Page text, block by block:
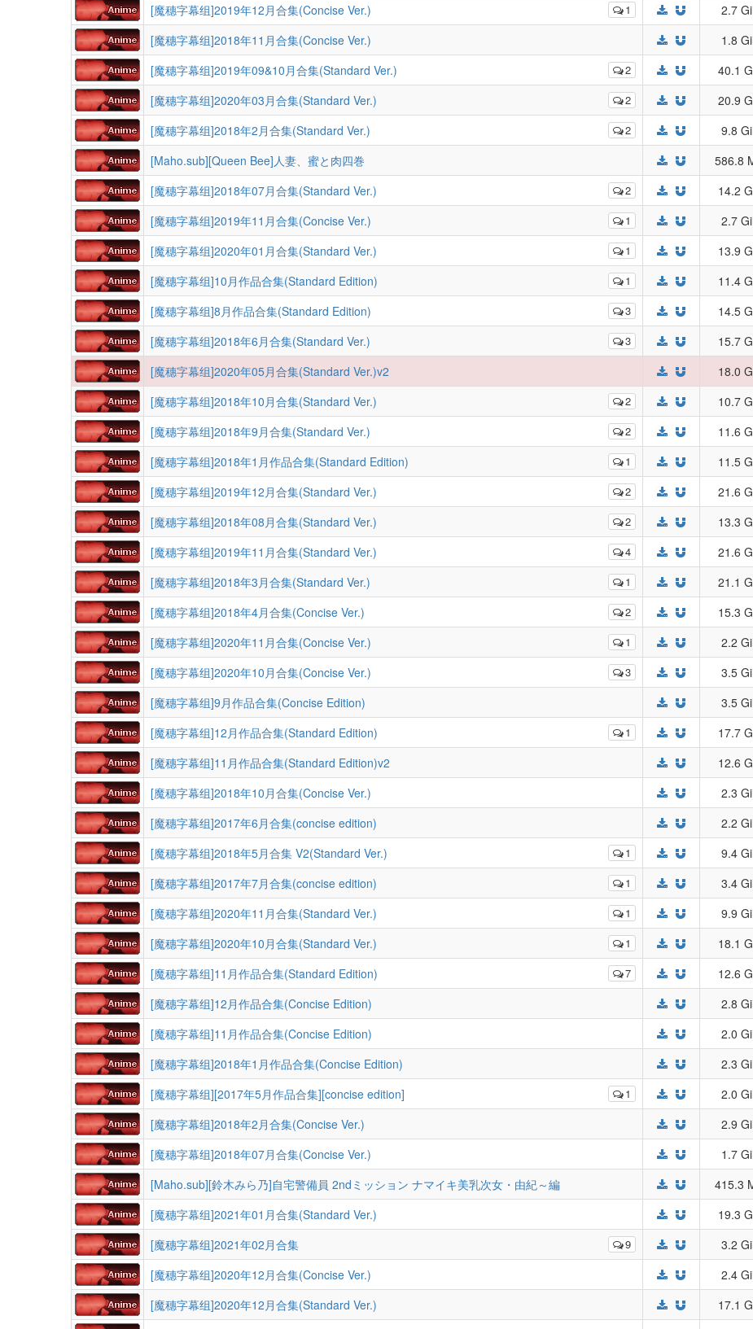
1
[魔穗字幕组]2019年12月合集(Concise Ver.) 2.7
[魔穗字幕组]2018年11月合集(Concise Ver.)
1.8
2
[魔穗字幕组]2019年09&10月合集(Standard Ver.) 40.1
2
[魔穗字幕组]2020年03月合集(Standard Ver.) 20.9
2
[魔穗字幕组]2018年2月合集(Standard Ver.) 9.8
[Maho.sub][Queen Bee]人妻、蜜と肉四巻
586.8
2
[魔穗字幕组]2018年07月合集(Standard Ver.) 14.2
1
[魔穗字幕组]2019年11月合集(Concise Ver.) 2.7
1
[魔穗字幕组]2020年01月合集(Standard Ver.) 13.9
1
[魔穗字幕组]10月作品合集(Standard Edition) 11.4
3
[魔穗字幕组]8月作品合集(Standard Edition) 14.5
3
[魔穗字幕组]2018年6月合集(Standard Ver.) 15.7
[魔穗字幕组]2020年05月合集(Standard Ver.)v2
18.0
2
[魔穗字幕组]2018年10月合集(Standard Ver.) 10.7
2
[魔穗字幕组]2018年9月合集(Standard Ver.) 11.6
1
[魔穗字幕组]2018年1月作品合集(Standard Edition) 11.5
2
[魔穗字幕组]2019年12月合集(Standard Ver.) 21.6
2
[魔穗字幕组]2018年08月合集(Standard Ver.) 13.3
4
[魔穗字幕组]2019年11月合集(Standard Ver.) 21.6
1
[魔穗字幕组]2018年3月合集(Standard Ver.) 21.1
2
[魔穗字幕组]2018年4月合集(Concise Ver.) 15.3
1
[魔穗字幕组]2020年11月合集(Concise Ver.) 2.2
3
[魔穗字幕组]2020年10月合集(Concise Ver.) 3.5
[魔穗字幕组]9月作品合集(Concise Edition)
3.5
1
[魔穗字幕组]12月作品合集(Standard Edition) 17.7
[魔穗字幕组]11月作品合集(Standard Edition)v2
12.6
[魔穗字幕组]2018年10月合集(Concise Ver.)
2.3
[魔穗字幕组]2017年6月合集(concise edition)
2.2
1
[魔穗字幕组]2018年5月合集 V2(Standard Ver.) 9.4
1
[魔穗字幕组]2017年7月合集(concise edition) 3.4
1
[魔穗字幕组]2020年11月合集(Standard Ver.) 9.9
1
[魔穗字幕组]2020年10月合集(Standard Ver.) 18.1
7
[魔穗字幕组]11月作品合集(Standard Edition) 12.6
[魔穗字幕组]12月作品合集(Concise Edition)
2.8
[魔穗字幕组]11月作品合集(Concise Edition)
2.0
[魔穗字幕组]2018年1月作品合集(Concise Edition)
2.3
1
[魔穗字幕组][2017年5月作品合集][concise edition] 2.0
[魔穗字幕组]2018年2月合集(Concise Ver.)
2.9
[魔穗字幕组]2018年07月合集(Concise Ver.)
1.7
[Maho.sub][鈴木みら乃]自宅警備員 2ndミッション ナマイキ美乳次女・由紀～編
415.3
[魔穗字幕组]2021年01月合集(Standard Ver.)
19.3
9
[魔穗字幕组]2021年02月合集 3.2
[魔穗字幕组]2020年12月合集(Concise Ver.)
2.4
[魔穗字幕组]2020年12月合集(Standard Ver.)
17.1